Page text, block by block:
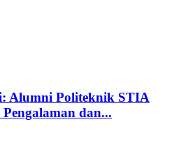
Alumni Politeknik STIA
dan...